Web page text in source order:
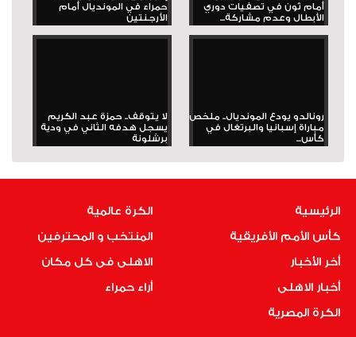
أمام ثون في تصفيات دوري
الأبطال وعدم مشاركة...
حمراء في المونديال أمام
الأرجنتين
رونالدو يودع المونديال.. ملخص
مباراة إسبانيا والبرتغال في
كأس...
لا يتوقف.. حمزة عبد الكريم
يسجل هدفه الثاني في ودية
برشلونة
الرئيسية
كأس الأمم الأفريقية
أخر الأخبار
أخبار الاهلى
الكرة المصرية
الكرة عالمية
المنتخب و المحترفين
الاهلى فى كل مكان
أراء حمراء